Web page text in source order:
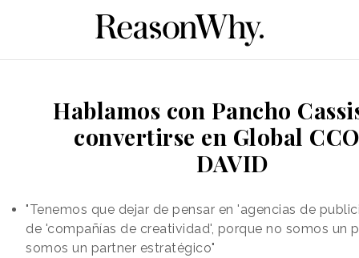
Hablamos con Pancho
convertirse en Global
DAVID
"Tenemos que dejar de pensar en 'agencias de
de 'compañías de creatividad', porque no somos un
somos un partner estratégico"